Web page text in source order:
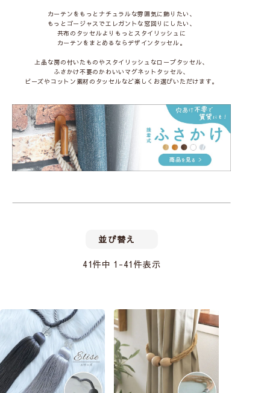
カーテンをもっとナチュラルな雰囲気に飾りたい、
もっとゴージャスでエレガントな窓回りにしたい、
共布のタッセルよりもっとスタイリッシュに
カーテンをまとめるならデザインタッセル。
上品な房の付いたものやスタイリッシュなロープタッセル、
ふさかけ不要のかわいいマグネットタッセル、
ビーズやコットン素材のタッセルなど楽しくお選びいただけます。
並び替え
41件中 1 -41件表示